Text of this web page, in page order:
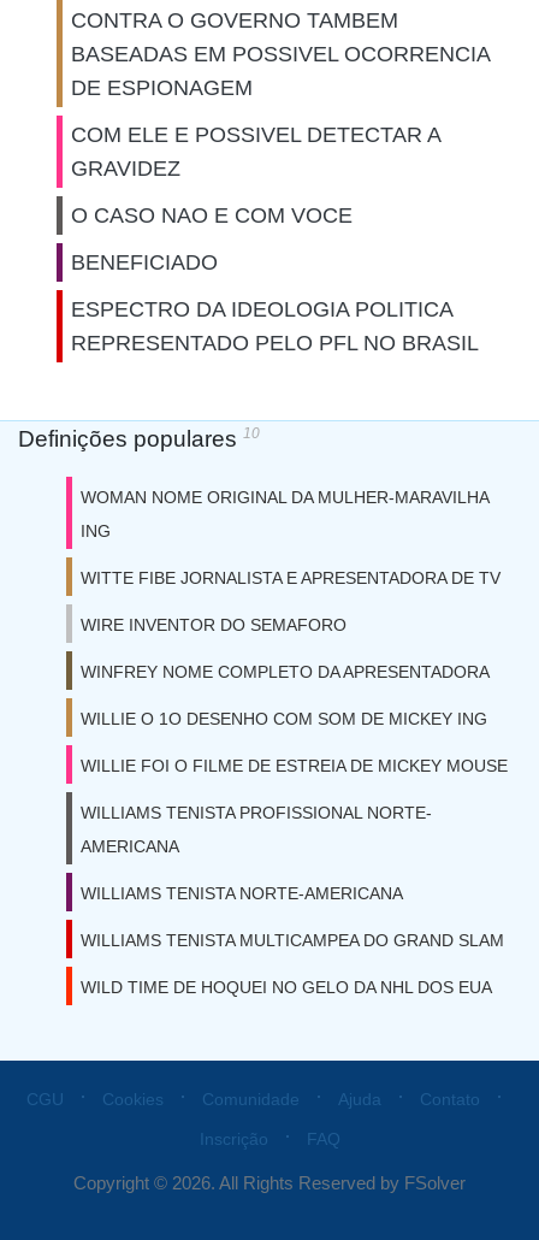
CONTRA O GOVERNO TAMBEM
BASEADAS EM POSSIVEL OCORRENCIA
DE ESPIONAGEM
COM ELE E POSSIVEL DETECTAR A
GRAVIDEZ
O CASO NAO E COM VOCE
BENEFICIADO
ESPECTRO DA IDEOLOGIA POLITICA
REPRESENTADO PELO PFL NO BRASIL
Definições populares 10
WOMAN NOME ORIGINAL DA MULHER-MARAVILHA
ING
WITTE FIBE JORNALISTA E APRESENTADORA DE TV
WIRE INVENTOR DO SEMAFORO
WINFREY NOME COMPLETO DA APRESENTADORA
WILLIE O 1O DESENHO COM SOM DE MICKEY ING
WILLIE FOI O FILME DE ESTREIA DE MICKEY MOUSE
WILLIAMS TENISTA PROFISSIONAL NORTE-
AMERICANA
WILLIAMS TENISTA NORTE-AMERICANA
WILLIAMS TENISTA MULTICAMPEA DO GRAND SLAM
WILD TIME DE HOQUEI NO GELO DA NHL DOS EUA
CGU ⋅ Cookies ⋅ Comunidade ⋅ Ajuda ⋅ Contato ⋅
Inscrição ⋅ FAQ
Copyright © 2026. All Rights Reserved by FSolver